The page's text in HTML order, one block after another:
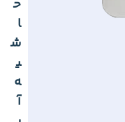
ح
ا
ش
ی
ه
آ